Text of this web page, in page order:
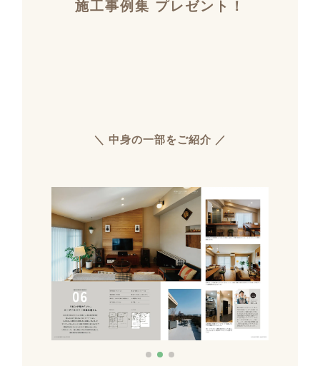
施工事例集 プレゼント！
＼ 中身の一部をご紹介 ／